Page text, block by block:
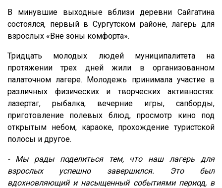
В минувшие выходные вблизи деревни Сайгатина
состоялся, первый в Сургутском районе, лагерь для
взрослых «Вне зоны комфорта».
Тридцать молодых людей муниципалитета на
протяжении трех дней жили в организованном
палаточном лагере. Молодежь принимала участие в
различных физических и творческих активностях:
лазертаг, рыбалка, вечерние игры, сапборды,
приготовление полевых блюд, просмотр кино под
открытым небом, караоке, прохождение туристской
полосы и другое.
- Мы рады поделиться тем, что наш лагерь для
взрослых успешно завершился. Это был
вдохновляющий и насыщенный событиями период, в